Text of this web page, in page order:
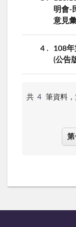
明會-
意見
4
108
(公告
共 4 筆資料，
第